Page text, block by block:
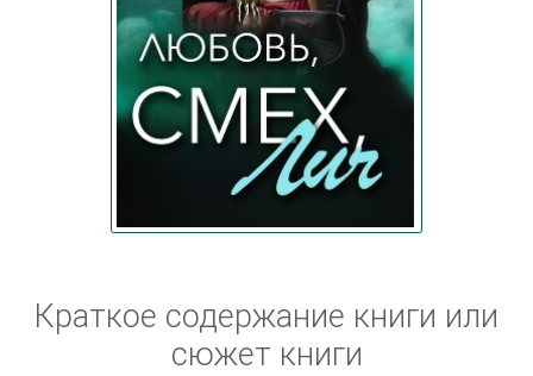
Краткое содержание книги или
сюжет книги